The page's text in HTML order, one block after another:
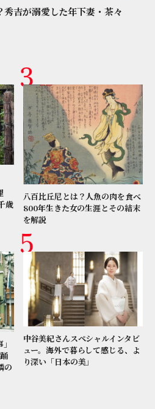
吉が溺愛した年下妻・茶々
歳
八百比丘尼とは？人魚の肉を食べ
800年生きた女の生涯とその結末
を解説
の
中谷美紀さんスペシャルインタビ
ュー。海外で暮らして感じる、よ
り深い「日本の美」